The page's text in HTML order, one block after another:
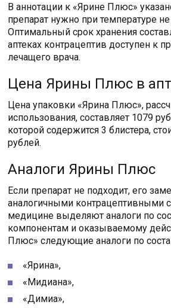
В аннотации к «Ярине Плюс»
препарат нужно при температуре
Оптимальный срок хранения
аптеках контрацептив доступен к
лечащего врача.
Цена Ярины Плюс в
Цена упаковки «Ярина Плюс»,
использования, составляет 1079
которой содержится 3 блистера,
рублей.
Аналоги Ярины Плюс
Если препарат не подходит, его
аналогичными контрацептивными
медицине выделяют аналоги по
компонентам и оказываемому
Плюс» следующие аналоги по
«Ярина»,
«Мидиана»,
«Димиа»,